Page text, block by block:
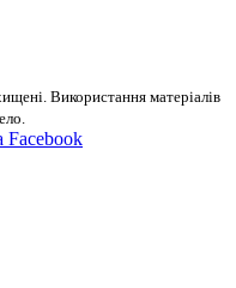
Використання матеріалів